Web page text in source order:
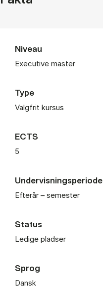
Niveau
Executive master
Type
Valgfrit kursus
ECTS
5
Undervisningsperiode
Efterår – semester
Status
Ledige pladser
Sprog
Dansk